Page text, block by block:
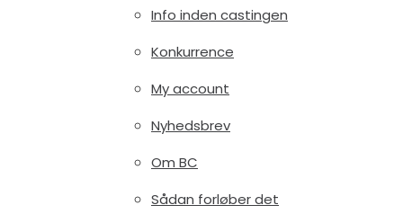
Info inden castingen
Konkurrence
My account
Nyhedsbrev
Om BC
Sådan forløber det